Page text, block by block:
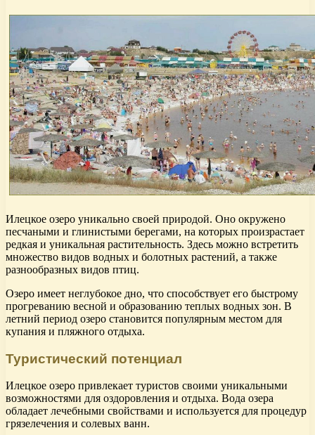
Илецкое озеро уникально своей природой. Оно окружено
песчаными и глинистыми берегами, на которых произрастает
редкая и уникальная растительность. Здесь можно встретить
множество видов водных и болотных растений, а также
разнообразных видов птиц.
Озеро имеет неглубокое дно, что способствует его быстрому
прогреванию весной и образованию теплых водных зон. В
летний период озеро становится популярным местом для
купания и пляжного отдыха.
Туристический потенциал
Илецкое озеро привлекает туристов своими уникальными
возможностями для оздоровления и отдыха. Вода озера
обладает лечебными свойствами и используется для процедур
грязелечения и солевых ванн.